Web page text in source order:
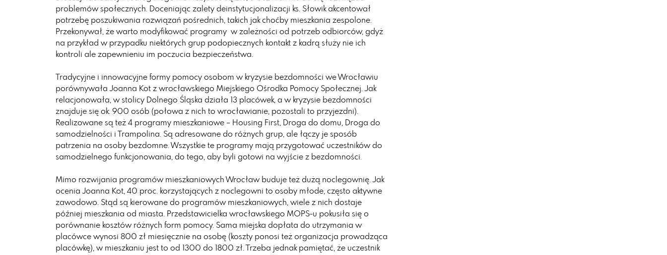
problemów społecznych. Doceniając zalety deinstytucjonalizacji ks. Słowik akcentował
potrzebę poszukiwania rozwiązań pośrednich, takich jak choćby mieszkania zespolone.
Przekonywał, że warto modyfikować programy w zależności od potrzeb odbiorców, gdyż
na przykład w przypadku niektórych grup podopiecznych kontakt z kadrą służy nie ich
kontroli ale zapewnieniu im poczucia bezpieczeństwa.
Tradycyjne i innowacyjne formy pomocy osobom w kryzysie bezdomności we Wrocławiu
porównywała Joanna Kot z wrocławskiego Miejskiego Ośrodka Pomocy Społecznej. Jak
relacjonowała, w stolicy Dolnego Śląska działa 13 placówek, a w kryzysie bezdomności
znajduje się ok. 900 osób (połowa z nich to wrocławianie, pozostali to przyjezdni).
Realizowane są też 4 programy mieszkaniowe – Housing First, Droga do domu, Droga do
samodzielności i Trampolina. Są adresowane do różnych grup, ale łączy je sposób
patrzenia na osoby bezdomne. Wszystkie te programy mają przygotować uczestników do
samodzielnego funkcjonowania, do tego, aby byli gotowi na wyjście z bezdomności.
Mimo rozwijania programów mieszkaniowych Wrocław buduje też dużą noclegownię. Jak
ocenia Joanna Kot, 40 proc. korzystających z noclegowni to osoby młode, często aktywne
zawodowo. Stąd są kierowane do programów mieszkaniowych, wiele z nich dostaje
później mieszkania od miasta. Przedstawicielka wrocławskiego MOPS-u pokusiła się o
porównanie kosztów różnych form pomocy. Sama miejska dopłata do utrzymania w
placówce wynosi 800 zł miesięcznie na osobę (koszty ponosi też organizacja prowadząca
placówkę), w mieszkaniu jest to od 1300 do 1800 zł. Trzeba jednak pamiętać, że uczestnik